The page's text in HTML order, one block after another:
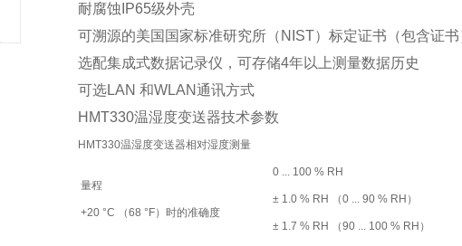
耐腐蚀IP65级外壳
可溯源的美国国家标准研究所（NIST）标定证书（包含证书
选配集成式数据记录仪，可存储4年以上测量数据历史
可选LAN 和WLAN通讯方式
HMT330温湿度变送器技术参数
HMT330温湿度变送器相对湿度测量
量程
+20 °C （68 °F）时的准确度
0 ... 100 % RH
± 1.0 % RH （0 ... 90 % RH）
± 1.7 % RH （90 ... 100 % RH）